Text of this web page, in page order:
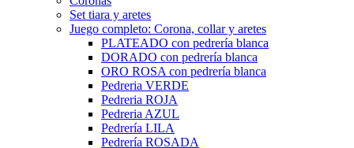
Set tiara y aretes
Juego completo: Corona, collar y aretes
PLATEADO con pedrería blanca
DORADO con pedrería blanca
ORO ROSA con pedrería blanca
Pedreria VERDE
Pedreria ROJA
Pedreria AZUL
Pedrería LILA
Pedrería ROSADA